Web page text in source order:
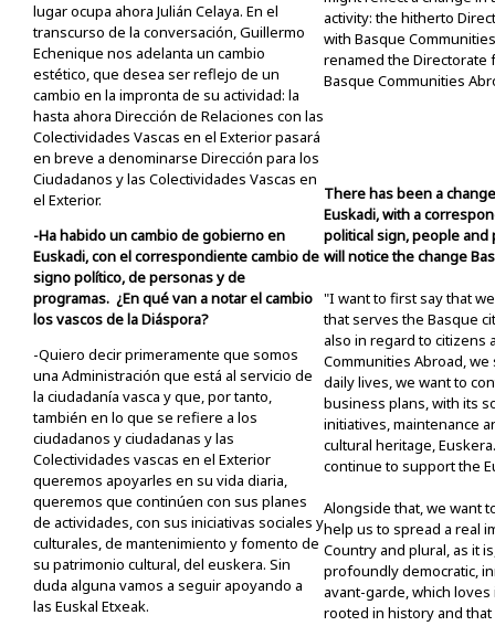
lugar ocupa ahora Julián Celaya. En el
transcurso de la conversación, Guillermo
Echenique nos adelanta un cambio
estético, que desea ser reflejo de un
cambio en la impronta de su actividad: la
hasta ahora Dirección de Relaciones con las
Colectividades Vascas en el Exterior pasará
en breve a denominarse Dirección para los
Ciudadanos y las Colectividades Vascas en
el Exterior.
-Ha habido un cambio de gobierno en
Euskadi, con el correspondiente cambio de
signo político, de personas y de
programas. ¿En qué van a notar el cambio
los vascos de la Diáspora?
-Quiero decir primeramente que somos
una Administración que está al servicio de
la ciudadanía vasca y que, por tanto,
también en lo que se refiere a los
ciudadanos y ciudadanas y las
Colectividades vascas en el Exterior
queremos apoyarles en su vida diaria,
queremos que continúen con sus planes
de actividades, con sus iniciativas sociales y
culturales, de mantenimiento y fomento de
su patrimonio cultural, del euskera. Sin
duda alguna vamos a seguir apoyando a
las Euskal Etxeak.
activity: the hitherto
with Basque
renamed the Directorate
Basque Communities
There has been a
Euskadi, with a
political sign, people and
will notice the change
"I want to first say that
that serves the Basque
also in regard to citizens
Communities Abroad,
daily lives, we want to
business plans, with its
initiatives, maintenance
cultural heritage,
continue to support the
Alongside that, we want
help us to spread a real
Country and plural, as it
profoundly democratic,
avant-garde, which
rooted in history and